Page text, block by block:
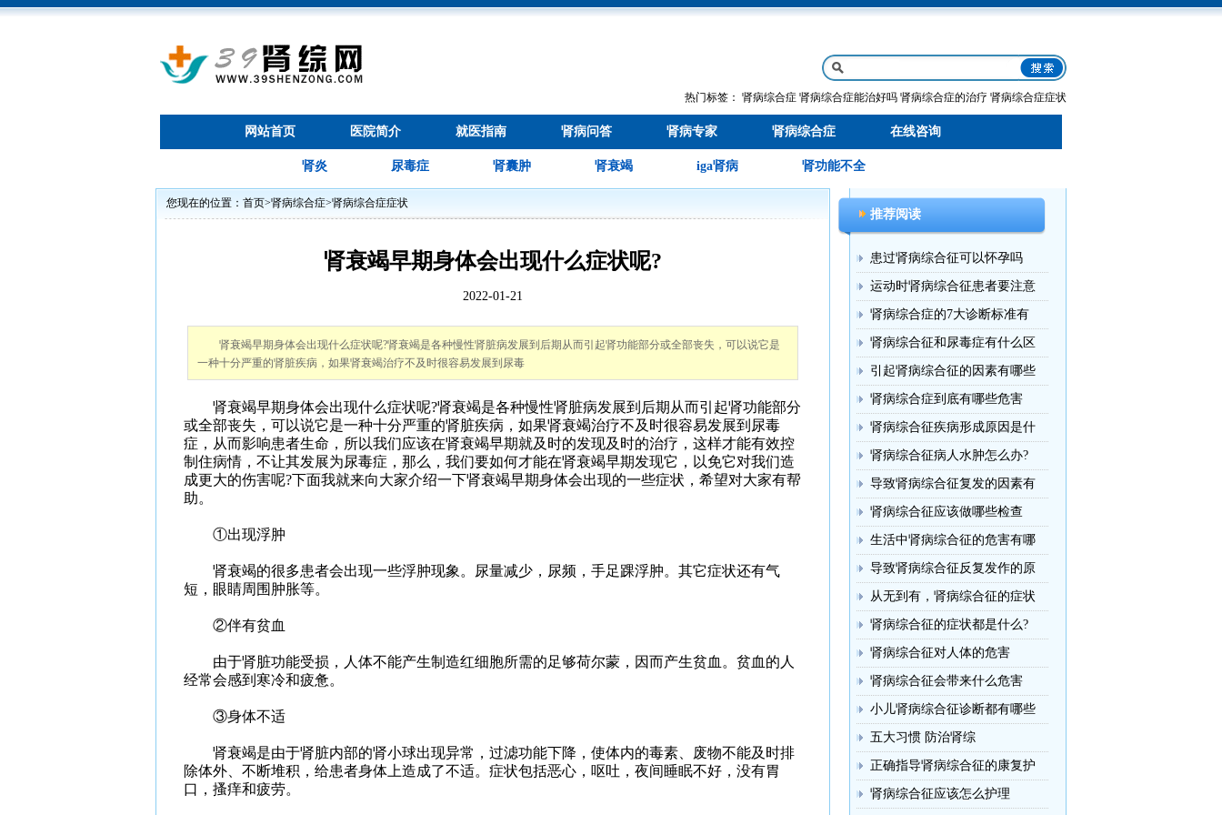
热门标签： 肾病综合症 肾病综合症能治好吗 肾病综合症的治疗 肾病综合症症状
网站首页 医院简介 就医指南 肾病问答 肾病专家 肾病综合症 在线咨询
肾炎 尿毒症 肾囊肿 肾衰竭 iga肾病 肾功能不全
您现在的位置： 首页>肾病综合症>肾病综合症症状
肾衰竭早期身体会出现什么症状呢?
2022-01-21
肾衰竭早期身体会出现什么症状呢?肾衰竭是各种慢性肾脏病发展到后期从而引起肾功能部分或全部丧失，可以说它是
一种十分严重的肾脏疾病，如果肾衰竭治疗不及时很容易发展到尿毒
肾衰竭早期身体会出现什么症状呢?肾衰竭是各种慢性肾脏病发展到后期从而引起肾功能部分
或全部丧失，可以说它是一种十分严重的肾脏疾病，如果肾衰竭治疗不及时很容易发展到尿毒
症，从而影响患者生命，所以我们应该在肾衰竭早期就及时的发现及时的治疗，这样才能有效控
制住病情，不让其发展为尿毒症，那么，我们要如何才能在肾衰竭早期发现它，以免它对我们造
成更大的伤害呢?下面我就来向大家介绍一下肾衰竭早期身体会出现的一些症状，希望对大家有帮
助。
①出现浮肿
肾衰竭的很多患者会出现一些浮肿现象。尿量减少，尿频，手足踝浮肿。其它症状还有气
短，眼睛周围肿胀等。
②伴有贫血
由于肾脏功能受损，人体不能产生制造红细胞所需的足够荷尔蒙，因而产生贫血。贫血的人
经常会感到寒冷和疲惫。
③身体不适
肾衰竭是由于肾脏内部的肾小球出现异常，过滤功能下降，使体内的毒素、废物不能及时排
除体外、不断堆积，给患者身体上造成了不适。症状包括恶心，呕吐，夜间睡眠不好，没有胃
口，搔痒和疲劳。
推荐阅读
患过肾病综合征可以怀孕吗
运动时肾病综合征患者要注意
肾病综合症的7大诊断标准有
肾病综合征和尿毒症有什么区
引起肾病综合征的因素有哪些
肾病综合症到底有哪些危害
肾病综合征疾病形成原因是什
肾病综合征病人水肿怎么办?
导致肾病综合征复发的因素有
肾病综合征应该做哪些检查
生活中肾病综合征的危害有哪
导致肾病综合征反复发作的原
从无到有，肾病综合征的症状
肾病综合征的症状都是什么?
肾病综合征对人体的危害
肾病综合征会带来什么危害
小儿肾病综合征诊断都有哪些
五大习惯 防治肾综
正确指导肾病综合征的康复护
肾病综合征应该怎么护理